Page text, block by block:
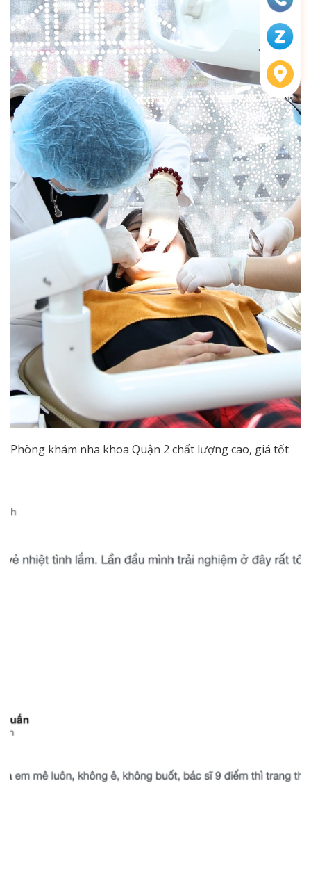
Phòng khám nha khoa Quận 2 chất lượng cao, giá tốt